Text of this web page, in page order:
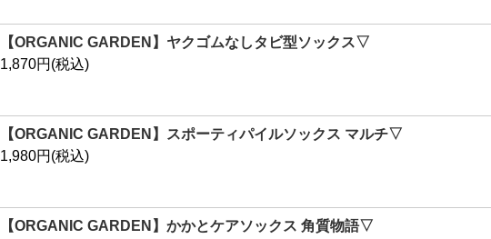
【ORGANIC GARDEN】ヤクゴムなしタビ型ソックス▽
1,870円(税込)
【ORGANIC GARDEN】スポーティパイルソックス マルチ▽
1,980円(税込)
【ORGANIC GARDEN】かかとケアソックス 角質物語▽